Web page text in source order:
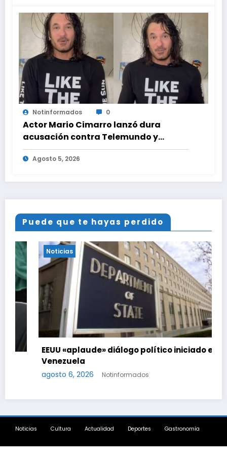
Notinformados 0
Actor Mario Cimarro lanzó dura
acusación contra Telemundo y
advirtió que lo que hacen en su contra
es ilegal en EEUU
Agosto 5, 2026
Puede que te hayas perdido
Noticias
EEUU «aplaude» diálogo político iniciado en
Venezuela
agosto 6, 2026 Notinformados
Noticias Cultura Actualidad Deportes Gastronomía